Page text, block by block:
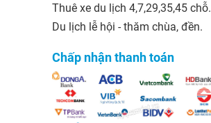
Thuê xe du lịch 4,7,29,35,45 chỗ.
Du lịch lễ hội - thăm chùa, đền.
Chấp nhận thanh toán